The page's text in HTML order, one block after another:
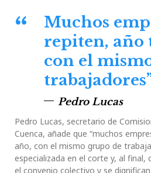
Muchos
repiten, año
con el
Pedro Lucas
Pedro Lucas, secretario de
Cuenca, añade que “muchos
año, con el mismo grupo de
especializada en el corte y, al final,
el convenio colectivo y se